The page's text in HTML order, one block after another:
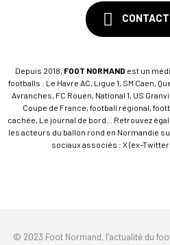
Depuis 2018, FOOT NORMAND est un
footballs : Le Havre AC, Ligue 1, SM Caen,
Avranches, FC Rouen, National 1, US
Coupe de France, football régional,
cachée, Le journal de bord... Retrouvez
les acteurs du ballon rond en Normandie
sociaux associés : X (ex-
© 2023 Foot Normand, l’actualité du